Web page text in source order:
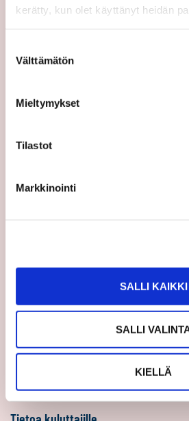
kerätty, kun olet käyttänyt heidän
valinta
Välttämätön
Mieltymykset
Tilastot
Markkinointi
SALLI KAIKKI
SALLI
KIELLÄ
Medialle
Suosittele
Ajankohtaista
Uratarinat
Välittäjäksi
Yhteistyöyrittäjäksi